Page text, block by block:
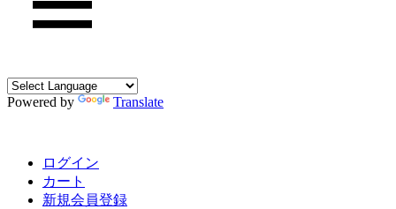
Powered by Translate
ログイン
カート
新規会員登録